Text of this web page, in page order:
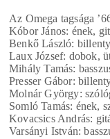
Az Omega tagsága
Kóbor János: ének,
Benkő László:
Laux József: dobok,
Mihály Tamás:
Presser Gábor:
Molnár György:
Somló Tamás: ének,
Kovacsics András:
Varsányi István: